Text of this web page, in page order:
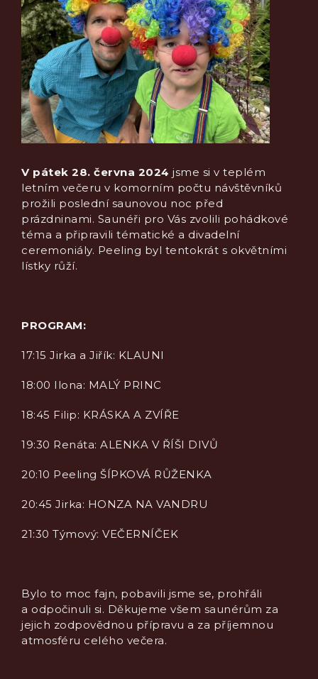
V pátek 28. června 2024 jsme si v teplém
letním večeru v komorním počtu návštěvníků
prožili poslední saunovou noc před
prázdninami. Saunéři pro Vás zvolili pohádkové
téma a připravili tématické a divadelní
ceremoniály. Peeling byl tentokrát s okvětními
lístky růží.
PROGRAM:
17:15 Jirka a Jiřík: KLAUNI
18:00 Ilona: MALÝ PRINC
18:45 Filip: KRÁSKA A ZVÍŘE
19:30 Renáta: ALENKA V ŘÍŠI DIVŮ
20:10 Peeling ŠÍPKOVÁ RŮŽENKA
20:45 Jirka: HONZA NA VANDRU
21:30 Týmový: VEČERNÍČEK
Bylo to moc fajn, pobavili jsme se, prohřáli
a odpočinuli si. Děkujeme všem saunérům za
jejich zodpovědnou přípravu a za příjemnou
atmosféru celého večera.